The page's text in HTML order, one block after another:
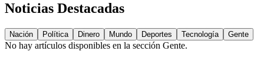
Noticias Destacadas
Nación Política Dinero Mundo Deportes Tecnología Gente
No hay artículos disponibles en la sección Gente.